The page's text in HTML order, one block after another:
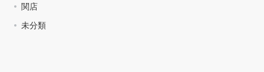
関店
未分類